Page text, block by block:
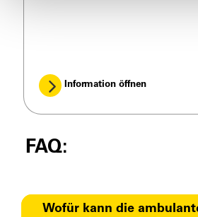
Information öffnen
FAQ:
Wofür kann die